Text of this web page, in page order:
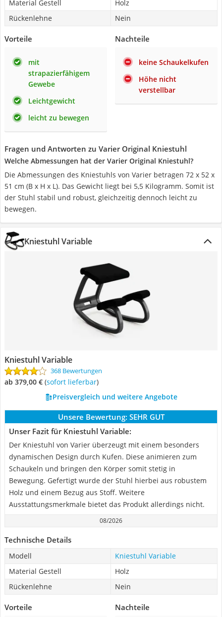
Material Gestell
Holz
Rückenlehne
Nein
Vorteile
mit
strapazierfähigem
Gewebe
Leichtgewicht
leicht zu bewegen
Nachteile
keine Schaukelkufen
Höhe nicht
verstellbar
Fragen und Antworten zu Varier Original Kniestuhl
Welche Abmessungen hat der Varier Original Kniestuhl?
Die Abmessungen des Kniestuhls von Varier betragen 72 x 52 x
51 cm (B x H x L). Das Gewicht liegt bei 5,5 Kilogramm. Somit ist
der Stuhl stabil und robust, gleichzeitig dennoch leicht zu
bewegen.
Kniestuhl Variable
Kniestuhl Variable
368 Bewertungen
ab 379,00 € ( Sofort lieferbar)
Preisvergleich und weitere Angebote
Unsere Bewertung: SEHR GUT
Unser Fazit für Kniestuhl Variable:
Der Kniestuhl von Varier überzeugt mit einem besonders
dynamischen Design durch Kufen. Diese animieren zum
Schaukeln und bringen den Körper somit stetig in
Bewegung. Gefertigt wurde der Stuhl hierbei aus robustem
Holz und einem Bezug aus Stoff. Weitere
Ausstattungsmerkmale bietet das Produkt allerdings nicht.
08/2026
Technische Details
Modell
Kniestuhl Variable
Material Gestell
Holz
Rückenlehne
Nein
Vorteile Nachteile